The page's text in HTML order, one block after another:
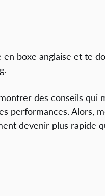
boxe anglaise et te
des conseils qui
performances. Alors,
devenir plus rapide